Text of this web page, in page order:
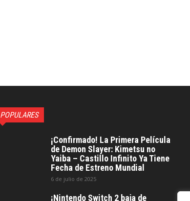
POPULARES
¡Confirmado! La Primera Película
de Demon Slayer: Kimetsu no
Yaiba – Castillo Infinito Ya Tiene
Fecha de Estreno Mundial
6 de julio de 2025
¡Nintendo Switch 2 baja de